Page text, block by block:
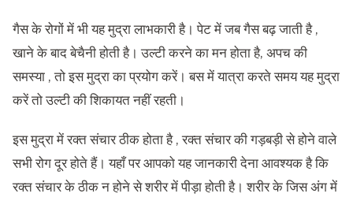
गैस के रोगों में भी यह मुद्रा लाभकारी है। पेट में जब गैस बढ़ जाती है ,
खाने के बाद बेचैनी होती है। उल्टी करने का मन होता है, अपच की
समस्या , तो इस मुद्रा का प्रयोग करें। बस में यात्रा करते समय यह मुद्रा
करें तो उल्टी की शिकायत नहीं रहती।
इस मुद्रा में रक्त संचार ठीक होता है , रक्त संचार की गड़बड़ी से होने वाले
सभी रोग दूर होते हैं। यहाँ पर आपको यह जानकारी देना आवश्यक है कि
रक्त संचार के ठीक न होने से शरीर में पीड़ा होती है। शरीर के जिस अंग में